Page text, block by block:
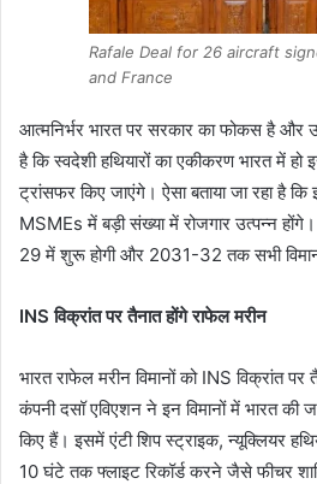
Rafale Deal for 26 aircraft
and France
आत्मनिर्भर भारत पर सरकार का फोकस है
है कि स्वदेशी हथियारों का एकीकरण भारत में हो
ट्रांसफर किए जाएंगे। ऐसा बताया जा रहा है
MSMEs में बड़ी संख्या में रोजगार उत्पन्न
29 में शुरू होगी और 2031-32 तक सभी
INS विक्रांत पर तैनात होंगे राफेल मरीन
भारत राफेल मरीन विमानों को INS विक्रांत पर
कंपनी दसॉ एविएशन ने इन विमानों में भारत
किए हैं। इसमें एंटी शिप स्ट्राइक, न्यूक्लियर
10 घंटे तक फ्लाइट रिकॉर्ड करने जैसे फीचर